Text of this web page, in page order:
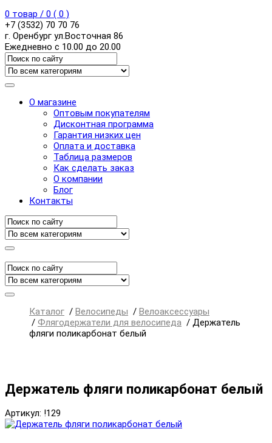
0 товар / 0 ( 0 )
+7 (3532) 70 70 76
г. Оренбург ул.Восточная 86
Ежедневно с 10.00 до 20.00
О магазине
Оптовым покупателям
Дисконтная программа
Гарантия низких цен
Оплата и доставка
Таблица размеров
Как сделать заказ
О компании
Блог
Контакты
Каталог / Велосипеды / Велоаксессуары
/ Флягодержатели для велосипеда / Держатель
фляги поликарбонат белый
Держатель фляги поликарбонат белый
Артикул: !129